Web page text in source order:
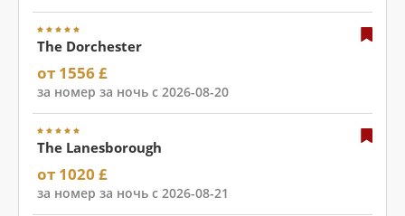
The Dorchester
от 1556 £
за номер за ночь с 2026-08-20
The Lanesborough
от 1020 £
за номер за ночь с 2026-08-21